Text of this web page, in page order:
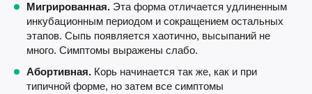
Мигрированная. Эта форма отличается удлиненным
инкубационным периодом и сокращением остальных
этапов. Сыпь появляется хаотично, высыпаний не
много. Симптомы выражены слабо.
Абортивная. Корь начинается так же, как и при
типичной форме, но затем все симптомы